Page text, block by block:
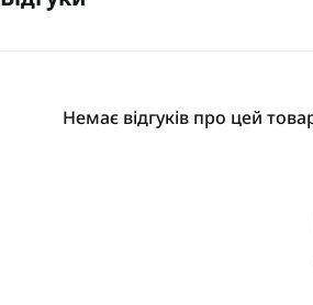
Немає відгуків про цей